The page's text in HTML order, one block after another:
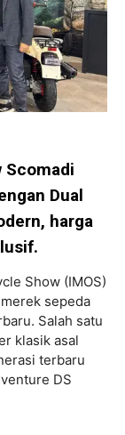
Scomadi
Dual
harga
Show (IMOS)
sepeda
Salah satu
klasik asal
terbaru
DS